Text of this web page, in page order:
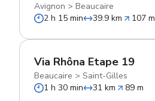
Avignon > Beaucaire
2 h 15 min
39.9 km 107 m
Via Rhôna Etape 19
Beaucaire > Saint-Gilles
1 h 30 min
31 km 89 m